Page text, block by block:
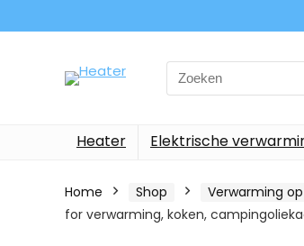
Search
for:
Heater Elektrische
Home Shop Verwarming
for verwarming, koken,